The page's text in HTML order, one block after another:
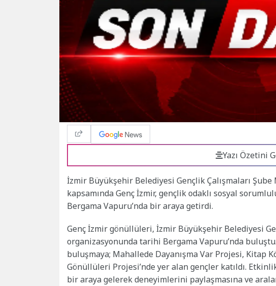
Yazı Özetini
İzmir Büyükşehir Belediyesi Gençlik Çalışmaları
kapsamında Genç İzmir, gençlik odaklı sosyal
Bergama Vapuru’nda bir araya getirdi.
Genç İzmir gönüllüleri, İzmir Büyükşehir Belediyesi
organizasyonunda tarihi Bergama Vapuru’nda
buluşmaya; Mahallede Dayanışma Var Projesi, Kitap
Gönüllüleri Projesi’nde yer alan gençler katıldı.
bir araya gelerek deneyimlerini paylaşmasına ve